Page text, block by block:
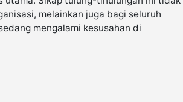
melainkan juga bagi seluruh
mengalami kesusahan di